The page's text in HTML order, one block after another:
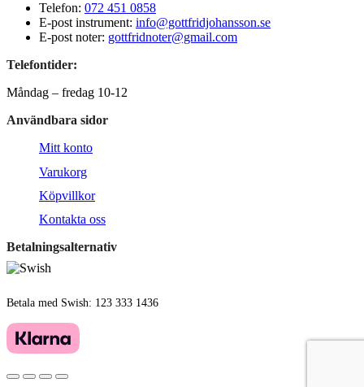
Telefon: 072 451 0858
E-post instrument: info@gottfridjohansson.se
E-post noter: gottfridnoter@gmail.com
Telefontider:
Måndag – fredag 10-12
Användbara sidor
Mitt konto
Varukorg
Köpvillkor
Kontakta oss
Betalningsalternativ
Betala med Swish: 123 333 1436